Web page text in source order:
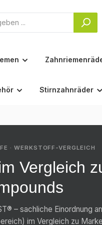
Stirnzahnräder
· WERKSTOFF-VERGLEICH
Vergleich
– sachliche Einordnung
im Vergleich zu